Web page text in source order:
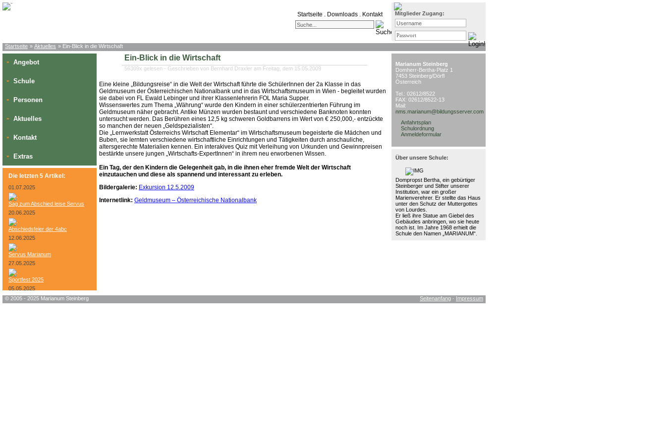
Startseite . Downloads . Kontakt Mitglieder Zugang:
Startseite » Aktuelles » Ein-Blick in die Wirtschaft
» Angebot
» Schule
» Personen
» Aktuelles
» Kontakt
» Extras
Die letzten 5 Artikel:
01.07.2025
Sag zum Abschied leise Servus
20.06.2025
Abschiedsfeier der 4abc
12.06.2025
Servus Marianum
27.05.2025
Sportfest 2025
05.05.2025
Bundesheer-Tag
Ein-Blick in die Wirtschaft
56309x gelesen - Geschrieben von Bernhard Draxler am Freitag, dem 15.05.2009
Eine kleine „Bildungsreise“ in die Welt der Wirtschaft führte die SchülerInnen der 2a Klasse in das
Geldmuseum der Österreichischen Nationalbank und in das Wirtschaftsmuseum in Wien - begleitet wurden
sie dabei von FL Ewald Lebinger und ihrer Klassenlehrerin FOL Maria Supper.
Wissenswertes zum Thema „Währung“ wurde den Kindern in einer schülerzentrierten Führung im
Geldmuseum näher gebracht. Antike Münzen wurden bestaunt und verschiedene Banknoten konnten
untersucht werden. Das Berühren eines 12,5 kg schweren Goldbarrens im Wert von € 250,000,- entzückte
so manchen der neuen „Geldspezialisten“.
Die „Lernwerkstatt Österreichs Wirtschaft Elementar“ im Wirtschaftsmuseum begeisterte die Mädchen und
Buben, sie lernten verschiedene wirtschaftliche Einrichtungen und Tätigkeiten durch anschauliche,
altersgerechte Materialien kennen. Ein interakives Quiz mit Verleihung von Urkunden und Gewinnpreisen
bestärkte unsere jungen „Wirtschafts-ExpertInnen“ in ihrem neu erworbenen Wissen.
Ein Tag, der den Kindern die Gelegenheit gab, in die ihnen eher fremde Welt der Wirtschaft
einzutauchen und diese als spannend und interessant zu erleben.
Bildergalerie: Exkursion 12.5.2009
Internetlink: Geldmuseum – Österreichische Nationalbank
Marianum Steinberg
Domherr-Bertha-Platz 1
7453 Steinberg/Dörfl
Österreich
Tel.: 02612/8522
FAX: 02612/8522-13
Mail:
nms.marianum@bildungsserver.com
Anfahrtsplan
Schulordnung
Anmeldeformular
Über unsere Schule:
Dompropst Bertha, ein gebürtiger
Steinberger und Stifter unserer
Institution, war ein großer
Marienverehrer. Er stellte das Haus
unter den Schutz der Muttergottes
von Lourdes.
Er ließ ihre Statue am Giebel des
Gebäudes anbringen, wo sie heute
noch ist. Im Jahre 1968 erhielt die
Schule den Namen „MARIANUM“.
© 2005 - 2025 Marianum Steinberg Seitenanfang · Impressum